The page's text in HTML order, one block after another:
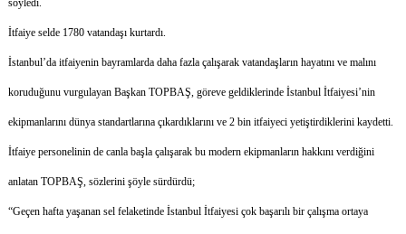
söyledi.
İtfaiye selde 1780 vatandaşı kurtardı.
İstanbul’da itfaiyenin bayramlarda daha fazla çalışarak vatandaşların hayatını ve malını
koruduğunu vurgulayan Başkan TOPBAŞ, göreve geldiklerinde İstanbul İtfaiyesi’nin
ekipmanlarını dünya standartlarına çıkardıklarını ve 2 bin itfaiyeci yetiştirdiklerini kaydetti.
İtfaiye personelinin de canla başla çalışarak bu modern ekipmanların hakkını verdiğini
anlatan TOPBAŞ, sözlerini şöyle sürdürdü;
“Geçen hafta yaşanan sel felaketinde İstanbul İtfaiyesi çok başarılı bir çalışma ortaya